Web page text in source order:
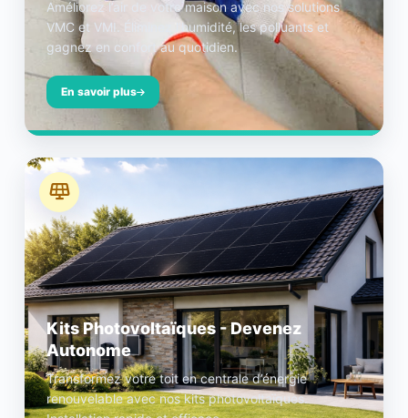
Améliorez l’air de votre maison avec nos solutions
VMC et VMI. Éliminez l’humidité, les polluants et
gagnez en confort au quotidien.
En savoir plus
Kits Photovoltaïques - Devenez
Autonome
Transformez votre toit en centrale d’énergie
renouvelable avec nos kits photovoltaïques.